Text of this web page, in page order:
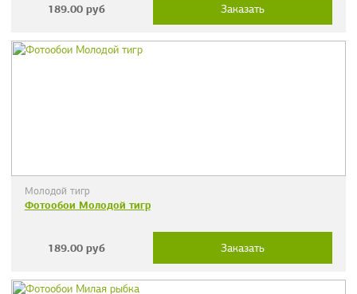
189.00 руб Заказать
Молодой тигр
Фотообои Молодой тигр
189.00 руб Заказать